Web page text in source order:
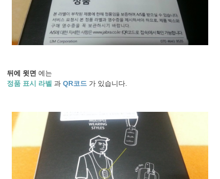
뒤에 윗면 에는
정품 표시 라벨 과 QR코드 가 있습니다.